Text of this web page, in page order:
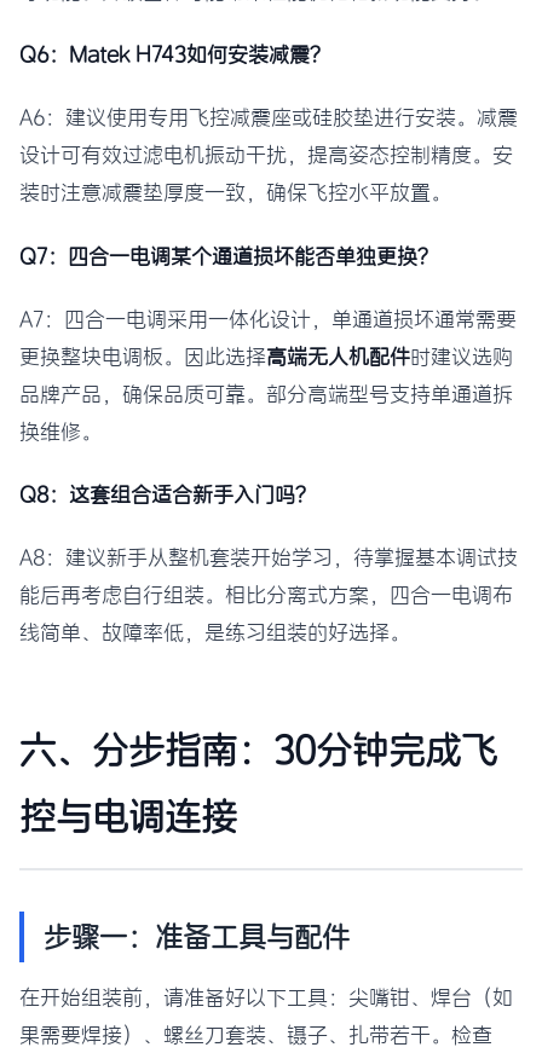
Q6：Matek H743如何安装减震？
A6：建议使用专用飞控减震座或硅胶垫进行安装。减震
设计可有效过滤电机振动干扰，提高姿态控制精度。安
装时注意减震垫厚度一致，确保飞控水平放置。
Q7：四合一电调某个通道损坏能否单独更换？
A7：四合一电调采用一体化设计，单通道损坏通常需要
更换整块电调板。因此选择高端无人机配件时建议选购
品牌产品，确保品质可靠。部分高端型号支持单通道拆
换维修。
Q8：这套组合适合新手入门吗？
A8：建议新手从整机套装开始学习，待掌握基本调试技
能后再考虑自行组装。相比分离式方案，四合一电调布
线简单、故障率低，是练习组装的好选择。
六、分步指南：30分钟完成飞
控与电调连接
步骤一：准备工具与配件
在开始组装前，请准备好以下工具：尖嘴钳、焊台（如
果需要焊接）、螺丝刀套装、镊子、扎带若干。检查